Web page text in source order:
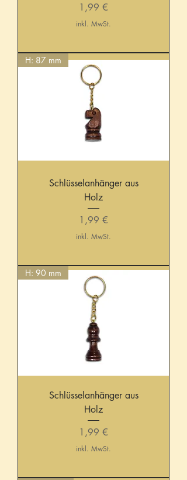
Preis
1,99 €
inkl. MwSt.
H: 87 mm
Schlüsselanhänger aus
Holz
Preis
1,99 €
inkl. MwSt.
H: 90 mm
Schlüsselanhänger aus
Holz
Preis
1,99 €
inkl. MwSt.